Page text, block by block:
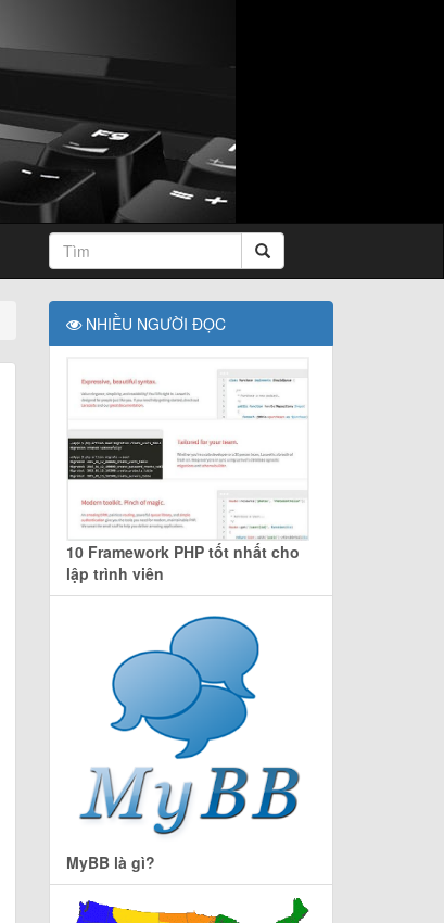
NHIỀU NGƯỜI ĐỌC
10 Framework PHP tốt nhất cho
lập trình viên
MyBB là gì?